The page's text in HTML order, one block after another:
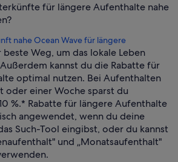
für längere Aufenthalte nahe
nahe Ocean Wave für längere
beste Weg, um das lokale Leben
kannst du die Rabatte für
optimal nutzen. Bei Aufenthalten
oder einer Woche sparst du
%.* Rabatte für längere Aufenthalte
angewendet, wenn du deine
Such-Tool eingibst, oder du kannst
und „Monatsaufenthalt"